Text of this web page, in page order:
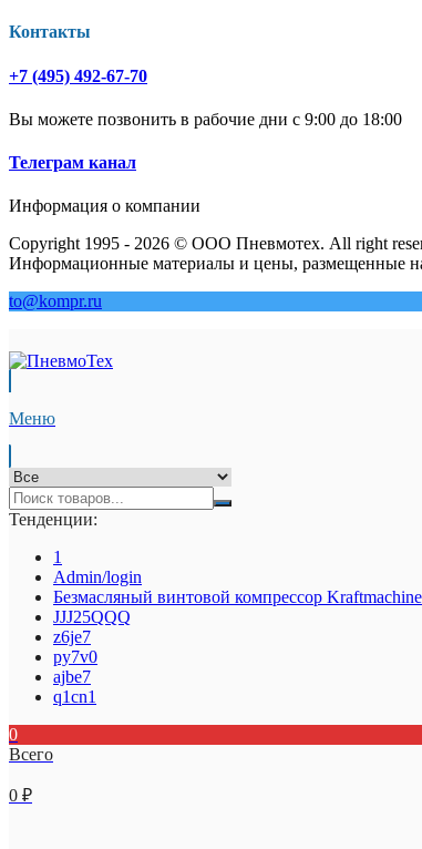
Контакты
+7 (495) 492-67-70
Вы можете позвонить в рабочие дни с 9:00 до 18:00
Телеграм канал
Информация о компании
Copyright 1995 - 2026 © ООО Пневмотех. All right
Информационные материалы и цены, размещенные
to@kompr.ru
Меню
Тенденции:
1
Admin/login
Безмасляный винтовой компрессор Kraftmaсhine
JJJ25QQQ
z6je7
py7v0
ajbe7
q1cn1
0
Всего
0 ₽